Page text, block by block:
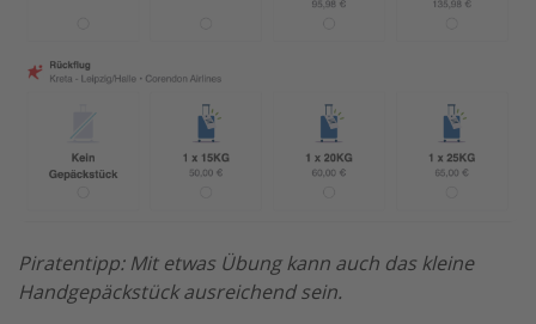
Piratentipp: Mit etwas Übung kann auch das kleine
Handgepäckstück ausreichend sein.